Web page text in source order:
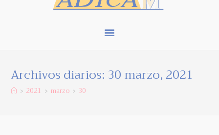
Archivos diarios: 30 marzo, 2021
> 2021 > marzo > 30